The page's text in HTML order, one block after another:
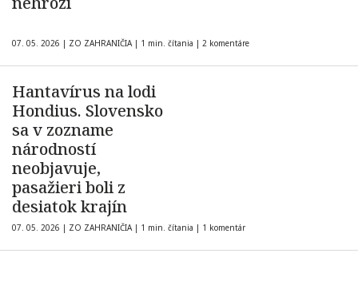
07. 05. 2026 | ZO ZAHRANIČIA | 1 min. čítania | 2 komentáre
Hantavírus na lodi
Hondius. Slovensko
sa v zozname
národností
neobjavuje,
pasažieri boli z
desiatok krajín
07. 05. 2026 | ZO ZAHRANIČIA | 1 min. čítania | 1 komentár